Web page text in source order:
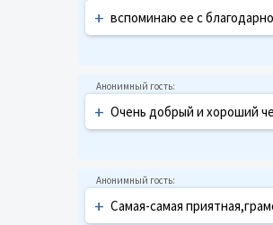
+ вспоминаю ее с
+ Очень добрый и хороший
+ Самая-самая